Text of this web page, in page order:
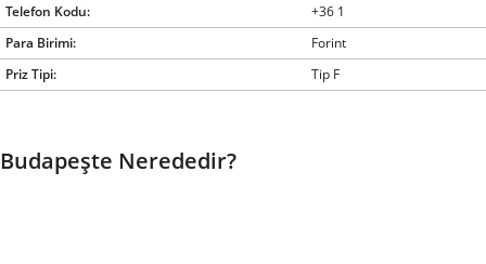
Telefon Kodu:
+36 1
Para Birimi:
Forint
Priz Tipi:
Tip F
Budapeşte Nerededir?